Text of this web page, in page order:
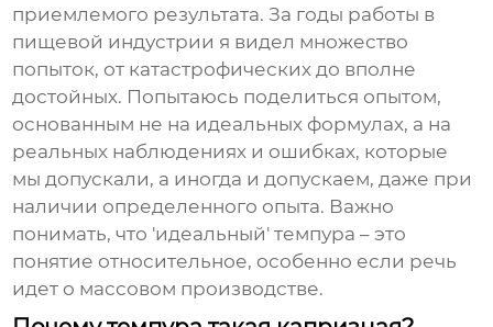
приемлемого результата. За годы работы в
пищевой индустрии я видел множество
попыток, от катастрофических до вполне
достойных. Попытаюсь поделиться опытом,
основанным не на идеальных формулах, а на
реальных наблюдениях и ошибках, которые
мы допускали, а иногда и допускаем, даже при
наличии определенного опыта. Важно
понимать, что 'идеальный' темпура – это
понятие относительное, особенно если речь
идет о массовом производстве.